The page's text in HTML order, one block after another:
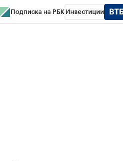
Подписка на РБК Инвестиции